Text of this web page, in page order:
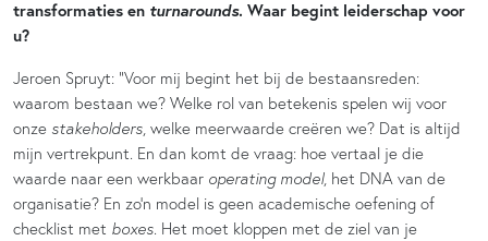
transformaties en turnarounds. Waar begint leiderschap voor
u?
Jeroen Spruyt: “Voor mij begint het bij de bestaansreden:
waarom bestaan we? Welke rol van betekenis spelen wij voor
onze stakeholders, welke meerwaarde creëren we? Dat is altijd
mijn vertrekpunt. En dan komt de vraag: hoe vertaal je die
waarde naar een werkbaar operating model, het DNA van de
organisatie? En zo’n model is geen academische oefening of
checklist met boxes. Het moet kloppen met de ziel van je